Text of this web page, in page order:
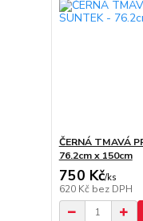
ČERNÁ TMAVÁ
76.2cm x 150cm
750 Kč/ks
620 Kč bez DPH